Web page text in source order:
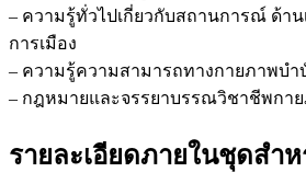
– ความรู้ทั่วไปเกี่ยวกับสถานการณ์ ด้าน
การเมือง
– ความรู้ความสามารถทางกายภาพบำ
– กฎหมายและจรรยาบรรณวิชาชีพกา
รายละเอียดภายในชุดสำ